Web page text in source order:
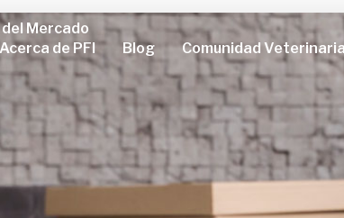
Mercado
Acerca de PFI Blog Comunidad